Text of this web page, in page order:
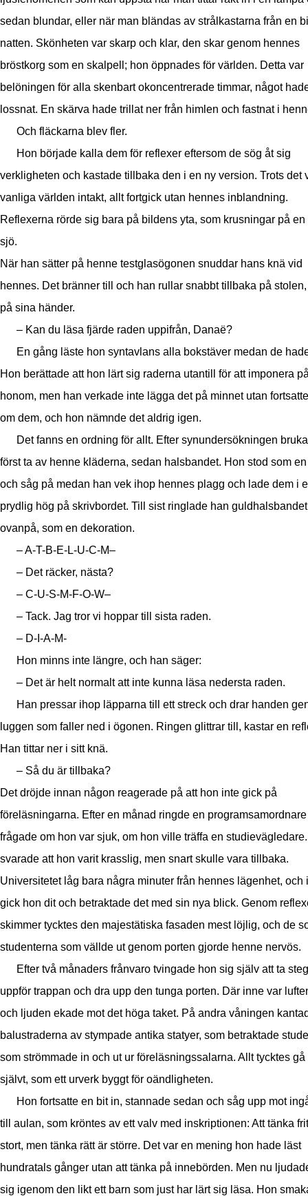
sedan blundar, eller när man bländas av strålkastarna från en
natten. Skönheten var skarp och klar, den skar genom hennes
bröstkorg som en skalpell; hon öppnades för världen. Detta var
belöningen för alla skenbart okoncentrerade timmar, något
lossnat. En skärva hade trillat ner från himlen och fastnat i
Och fläckarna blev fler.
Hon började kalla dem för reflexer eftersom de sög åt sig
verkligheten och kastade tillbaka den i en ny version. Trots det
vanliga världen intakt, allt fortgick utan hennes inblandning.
Reflexerna rörde sig bara på bildens yta, som krusningar på
sjö.
När han sätter på henne testglasögonen snuddar hans knä vid
hennes. Det bränner till och han rullar snabbt tillbaka på
på sina händer.
– Kan du läsa fjärde raden uppifrån, Danaë?
En gång läste hon syntavlans alla bokstäver medan de
Hon berättade att hon lärt sig raderna utantill för att imponera
honom, men han verkade inte lägga det på minnet utan
om dem, och hon nämnde det aldrig igen.
Det fanns en ordning för allt. Efter synundersökningen
först ta av henne kläderna, sedan halsbandet. Hon stod som
och såg på medan han vek ihop hennes plagg och lade dem i
prydlig hög på skrivbordet. Till sist ringlade han guldhalsbandet
ovanpå, som en dekoration.
– A-T-B-E-L-U-C-M–
– Det räcker, nästa?
– C-U-S-M-F-O-W–
– Tack. Jag tror vi hoppar till sista raden.
– D-I-A-M-
Hon minns inte längre, och han säger:
– Det är helt normalt att inte kunna läsa nedersta raden.
Han pressar ihop läpparna till ett streck och drar handen
luggen som faller ned i ögonen. Ringen glittrar till, kastar en
Han tittar ner i sitt knä.
– Så du är tillbaka?
Det dröjde innan någon reagerade på att hon inte gick på
föreläsningarna. Efter en månad ringde en
frågade om hon var sjuk, om hon ville träffa en
svarade att hon varit krasslig, men snart skulle vara tillbaka.
Universitetet låg bara några minuter från hennes lägenhet, och
gick hon dit och betraktade det med sin nya blick. Genom
skimmer tycktes den majestätiska fasaden mest löjlig, och de
studenterna som vällde ut genom porten gjorde henne nervös.
Efter två månaders frånvaro tvingade hon sig själv att ta
uppför trappan och dra upp den tunga porten. Där inne var
och ljuden ekade mot det höga taket. På andra våningen
balustraderna av stympade antika statyer, som betraktade
som strömmade in och ut ur föreläsningssalarna. Allt tycktes gå
självt, som ett urverk byggt för oändligheten.
Hon fortsatte en bit in, stannade sedan och såg upp mot
till aulan, som kröntes av ett valv med inskriptionen: Att tänka
stort, men tänka rätt är större. Det var en mening hon hade läst
hundratals gånger utan att tänka på innebörden. Men nu
sig igenom den likt ett barn som just har lärt sig läsa. Hon